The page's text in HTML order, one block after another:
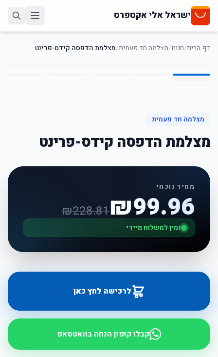
ישראל אלי אקספרס
דף הבית/חנות/מצלמה חד פעמית/מצלמת הדפסה קידס-פרינט
1
/
6
מצלמה חד פעמית
מצלמת הדפסה קידס-פרינט
מחיר נוכחי
₪99.96
₪228.81
זמין למשלוח מיידי
לרכישה לחץ כאן
קבלו קופון הנחה בוואטסאפ